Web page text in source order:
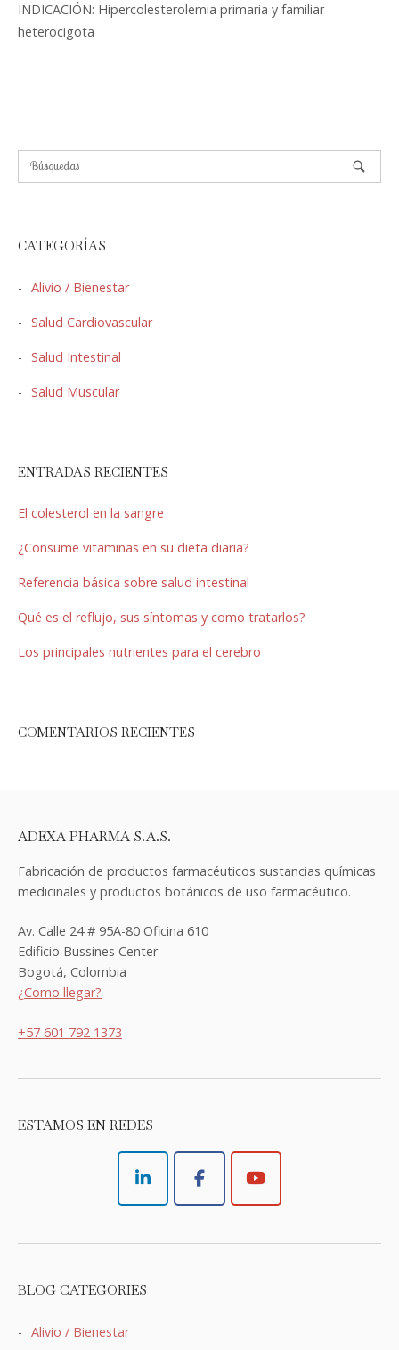
INDICACIÓN: Hipercolesterolemia primaria y familiar
heterocigota
CATEGORÍAS
Alivio / Bienestar
Salud Cardiovascular
Salud Intestinal
Salud Muscular
ENTRADAS RECIENTES
El colesterol en la sangre
¿Consume vitaminas en su dieta diaria?
Referencia básica sobre salud intestinal
Qué es el reflujo, sus síntomas y como tratarlos?
Los principales nutrientes para el cerebro
COMENTARIOS RECIENTES
ADEXA PHARMA S.A.S.
Fabricación de productos farmacéuticos sustancias químicas
medicinales y productos botánicos de uso farmacéutico.
Av. Calle 24 # 95A-80 Oficina 610
Edificio Bussines Center
Bogotá, Colombia
¿Como llegar?
+57 601 792 1373
ESTAMOS EN REDES
BLOG CATEGORIES
Alivio / Bienestar